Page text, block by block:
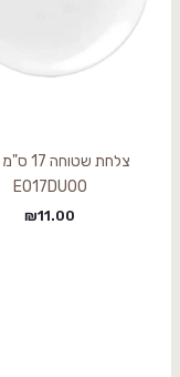
EO17DU00
₪11.00